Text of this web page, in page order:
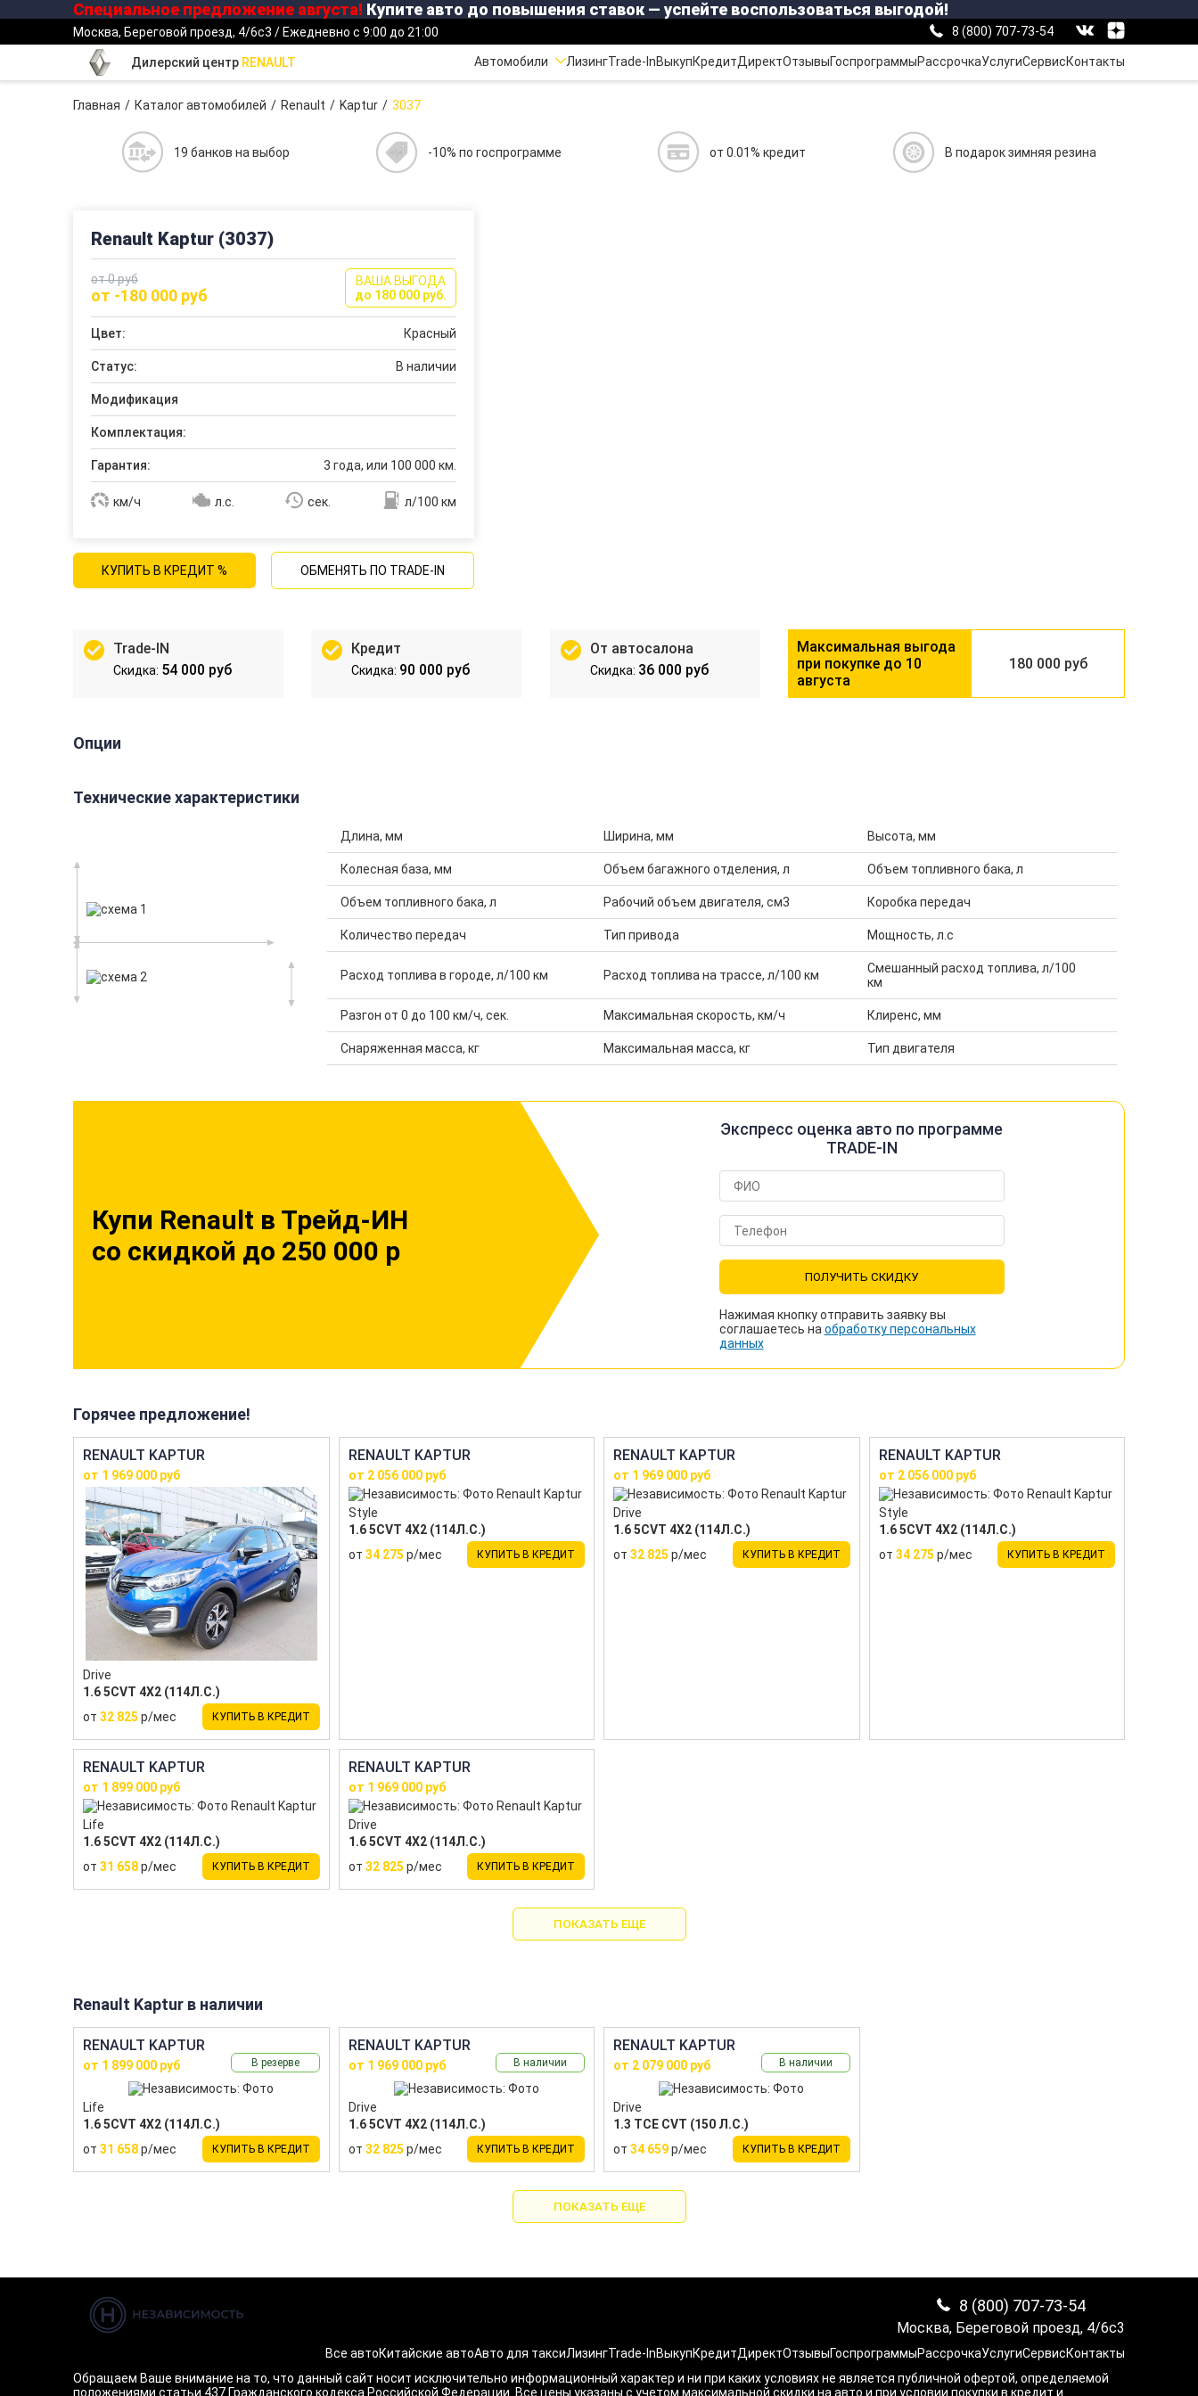
Специальное предложение августа! Купите авто до повышения ставок — успейте воспользоваться выгодой!
Москва, Береговой проезд, 4/6с3 / Ежедневно с 9:00 до 21:00 8 (800) 707-73-54
Дилерский центр RENAULT Автомобили ЛизингTrade-InВыкупКредитДиректОтзывыГоспрограммыРассрочкаУслугиСервисКонтакты
Главная Каталог автомобилей Renault Kaptur 3037
19 банков на выбор -10% по госпрограмме от 0.01% кредит В подарок зимняя резина
Renault Kaptur (3037)
от 0 руб
от -180 000 руб
ВАША ВЫГОДА
до 180 000 руб.
Цвет: Красный
Статус: В наличии
Модификация
Комплектация:
Гарантия: 3 года, или 100 000 км.
км/ч л.с. сек. л/100 км
КУПИТЬ В КРЕДИТ % ОБМЕНЯТЬ ПО TRADE-IN
Trade-IN
54 000 руб
Кредит
90 000 руб
От автосалона
36 000 руб
10
августа
180 000 руб
Опции
Технические характеристики
Длина, мм Ширина, мм Высота, мм
Колесная база, мм Объем багажного отделения, л Объем топливного бака, л
Объем топливного бака, л Рабочий объем двигателя, см3 Коробка передач
Количество передач Тип привода Мощность, л.с
Расход топлива в городе, л/100 км Расход топлива на трассе, л/100 км
Смешанный расход топлива, л/100
км
Разгон от 0 до 100 км/ч, сек. Максимальная скорость, км/ч Клиренс, мм
Снаряженная масса, кг Максимальная масса, кг Тип двигателя
Купи Renault в Трейд-ИН
со скидкой до 250 000 р
Экспресс оценка авто по программе
TRADE-IN
ПОЛУЧИТЬ СКИДКУ
Нажимая кнопку отправить заявку вы
соглашаетесь на обработку персональных
данных
Горячее предложение!
RENAULT KAPTUR
от 1 969 000 руб
Drive
1.6 5CVT 4X2 (114Л.С.)
от 32 825 р/мес КУПИТЬ В КРЕДИТ
RENAULT KAPTUR
от 2 056 000 руб
Style
1.6 5CVT 4X2 (114Л.С.)
от 34 275 р/мес КУПИТЬ В КРЕДИТ
RENAULT KAPTUR
от 1 969 000 руб
Drive
1.6 5CVT 4X2 (114Л.С.)
от 32 825 р/мес КУПИТЬ В КРЕДИТ
RENAULT KAPTUR
от 2 056 000 руб
Style
1.6 5CVT 4X2 (114Л.С.)
от 34 275 р/мес КУПИТЬ В КРЕДИТ
RENAULT KAPTUR
от 1 899 000 руб
Life
1.6 5CVT 4X2 (114Л.С.)
от 31 658р/мес КУПИТЬ В КРЕДИТ
RENAULT KAPTUR
от 1 969 000 руб
Drive
1.6 5CVT 4X2 (114Л.С.)
от 32 825 р/мес КУПИТЬ В КРЕДИТ
ПОКАЗАТЬ ЕЩЕ
Renault Kaptur в наличии
RENAULT KAPTUR
от 1 899 000 руб В резерве
Life
1.6 5CVT 4X2 (114Л.С.)
от 31 658р/мес КУПИТЬ В КРЕДИТ
RENAULT KAPTUR
от 1 969 000 руб В наличии
Drive
1.6 5CVT 4X2 (114Л.С.)
от 32 825 р/мес КУПИТЬ В КРЕДИТ
RENAULT KAPTUR
от 2 079 000 руб В наличии
Drive
1.3 TCE CVT (150 Л.С.)
от 34 659р/мес КУПИТЬ В КРЕДИТ
ПОКАЗАТЬ ЕЩЕ
8 (800) 707-73-54
Москва, Береговой проезд, 4/6с3
Все автоКитайские автоАвто для таксиЛизингTrade-InВыкупКредитДиректОтзывыГоспрограммыРассрочкаУслугиСервисКонтакты
Обращаем Ваше внимание на то, что данный сайт носит исключительно информационный характер и ни при каких условиях не является публичной офертой, определяемой
положениями статьи 437 Гражданского кодекса Российской Федерации. Все цены указаны с учетом максимальной скидки на авто и при условии покупки в кредит и